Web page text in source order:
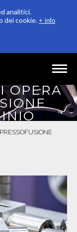
analitici.
dei cookie. + info
OPERA